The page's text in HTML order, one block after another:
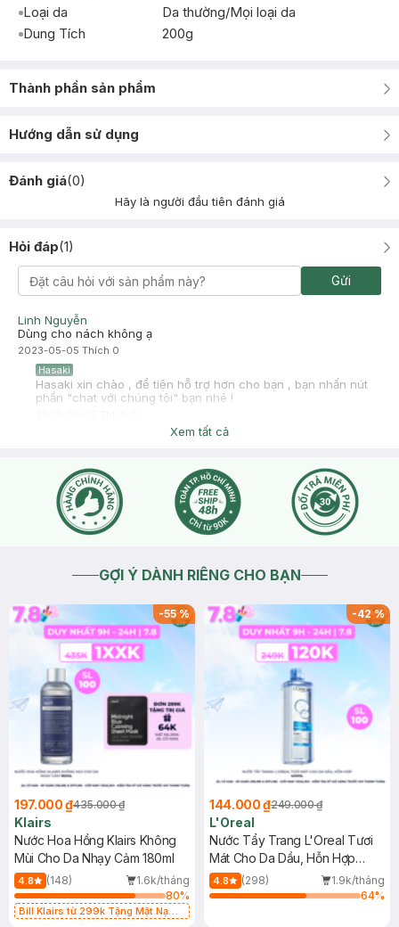
Loại da
Da thường/Mọi loại da
Dung Tích
200g
Thành phần sản phẩm
Hướng dẫn sử dụng
Đánh giá(0)
Hãy là người đầu tiên đánh giá
Hỏi đáp(1)
Gửi
Linh Nguyễn
Dùng cho nách không ạ
2023-05-05 Thích 0
Hasaki
Hasaki xin chào , để tiện hỗ trợ hơn cho bạn , bạn nhấn nút
phần "chat với chúng tôi" bạn nhé !
Xem tất cả
GỢI Ý DÀNH RIÊNG CHO BẠN
-55%
197.000 ₫435.000 ₫
Klairs
Nước Hoa Hồng Klairs Không
Mùi Cho Da Nhạy Cảm 180ml
4.8 (148)
1.6k/tháng
80%
Bill Klairs từ 299k Tặng Mặt Nạ
-42%
144.000 ₫249.000 ₫
L'Oreal
Nước Tẩy Trang L'Oreal Tươi
Mát Cho Da Dầu, Hỗn Hợp
400ml
4.8 (298)
1.9k/tháng
64%